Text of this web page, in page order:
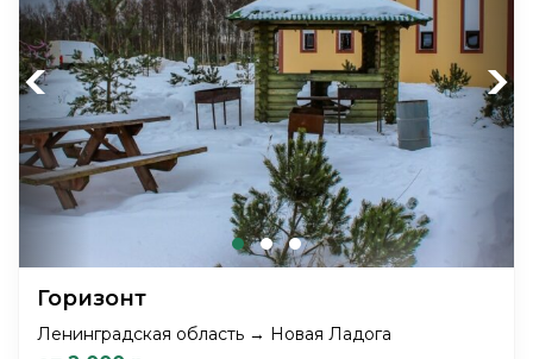
Previous Next
Горизонт
Ленинградская область → Новая Ладога